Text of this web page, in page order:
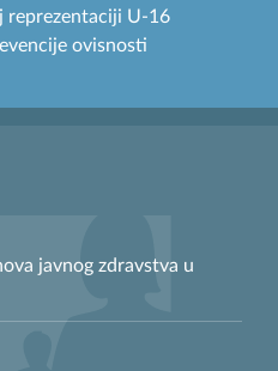
reprezentaciji U-16
ovisnosti
javnog zdravstva u